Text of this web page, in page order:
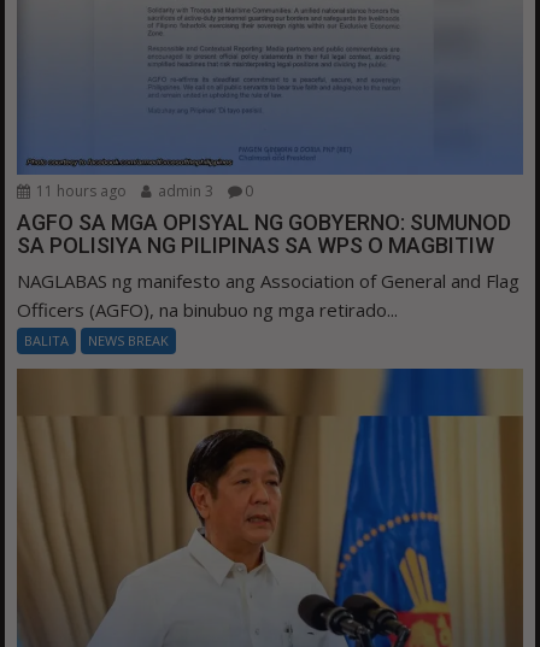
11 hours ago admin 3 0
AGFO SA MGA OPISYAL NG GOBYERNO: SUMUNOD
SA POLISIYA NG PILIPINAS SA WPS O MAGBITIW
NAGLABAS ng manifesto ang Association of General and Flag
Officers (AGFO), na binubuo ng mga retirado...
BALITA NEWS BREAK